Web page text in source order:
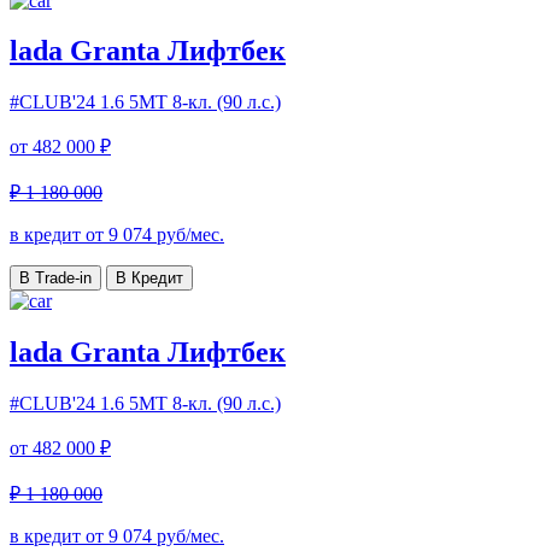
lada Granta Лифтбек
#CLUB'24 1.6 5МТ 8-кл. (90 л.с.)
от 482 000 ₽
₽ 1 180 000
в кредит от 9 074 руб/мес.
В Trade-in В Кредит
lada Granta Лифтбек
#CLUB'24 1.6 5МТ 8-кл. (90 л.с.)
от 482 000 ₽
₽ 1 180 000
в кредит от 9 074 руб/мес.